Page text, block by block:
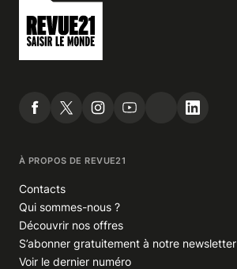
À PROPOS DE REVUE21
Contacts
Qui sommes-nous ?
Découvrir nos offres
S’abonner gratuitement à notre newsletter
Voir le dernier numéro